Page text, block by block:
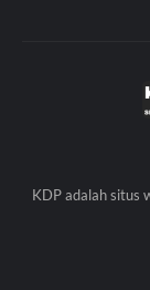
KDP adalah situs